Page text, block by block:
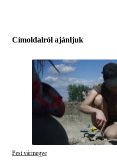
Címoldalról ajánljuk
Pest vármegye